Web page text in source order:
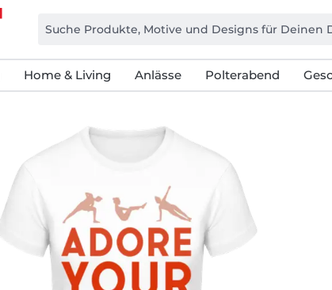
Home & Living Anlässe Polterabend